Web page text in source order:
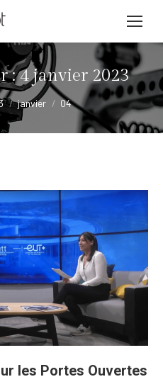
:4 janvier 2023
: janvier 04
les Portes Ouvertes